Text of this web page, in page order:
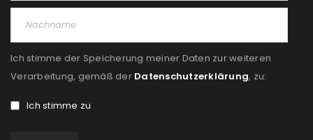
Ich stimme der Speicherung meiner Daten zur weiteren
Verarbeitung, gemäß der Datenschutzerklärung, zu:
Ich stimme zu